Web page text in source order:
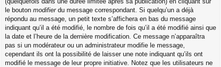
le bouton modifierdu message correspondant. Si quelqu’un a déjà
répondu au message, un petit texte s’affichera en bas du message
indiquant qu’il a été modifié, le nombre de fois qu’il a été modifié ainsi que
la date et l’heure de la dernière modification. Ce message n’apparaîtra
pas si un modérateur ou un administrateur modifie le message,
cependant ils ont la possibilité de laisser une note indiquant qu’ils ont
modifié le message de leur propre initiative. Notez que les utilisateurs ne